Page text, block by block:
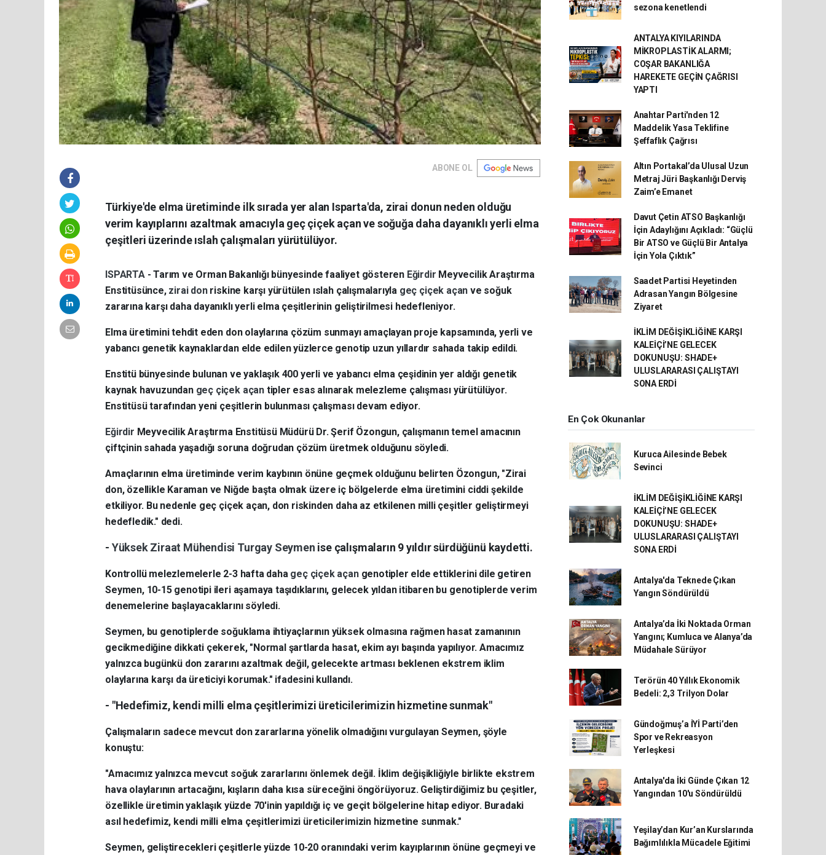
ABONE OL
Türkiye'de elma üretiminde ilk sırada yer alan Isparta'da, zirai donun neden olduğu
verim kayıplarını azaltmak amacıyla geç çiçek açan ve soğuğa daha dayanıklı yerli elma
çeşitleri üzerinde ıslah çalışmaları yürütülüyor.
ISPARTA - Tarım ve Orman Bakanlığı bünyesinde faaliyet gösteren Eğirdir Meyvecilik Araştırma
Enstitüsünce, zirai don riskine karşı yürütülen ıslah çalışmalarıyla geç çiçek açan ve soğuk
zararına karşı daha dayanıklı yerli elma çeşitlerinin geliştirilmesi hedefleniyor.
Elma üretimini tehdit eden don olaylarına çözüm sunmayı amaçlayan proje kapsamında, yerli ve
yabancı genetik kaynaklardan elde edilen yüzlerce genotip uzun yıllardır sahada takip edildi.
Enstitü bünyesinde bulunan ve yaklaşık 400 yerli ve yabancı elma çeşidinin yer aldığı genetik
kaynak havuzundan geç çiçek açan tipler esas alınarak melezleme çalışması yürütülüyor.
Enstitüsü tarafından yeni çeşitlerin bulunması çalışması devam ediyor.
Eğirdir Meyvecilik Araştırma Enstitüsü Müdürü Dr. Şerif Özongun, çalışmanın temel amacının
çiftçinin sahada yaşadığı soruna doğrudan çözüm üretmek olduğunu söyledi.
Amaçlarının elma üretiminde verim kaybının önüne geçmek olduğunu belirten Özongun, "Zirai
don, özellikle Karaman ve Niğde başta olmak üzere iç bölgelerde elma üretimini ciddi şekilde
etkiliyor. Bu nedenle geç çiçek açan, don riskinden daha az etkilenen milli çeşitler geliştirmeyi
hedefledik." dedi.
- Yüksek Ziraat Mühendisi Turgay Seymen ise çalışmaların 9 yıldır sürdüğünü kaydetti.
Kontrollü melezlemelerle 2-3 hafta daha geç çiçek açan genotipler elde ettiklerini dile getiren
Seymen, 10-15 genotipi ileri aşamaya taşıdıklarını, gelecek yıldan itibaren bu genotiplerde verim
denemelerine başlayacaklarını söyledi.
Seymen, bu genotiplerde soğuklama ihtiyaçlarının yüksek olmasına rağmen hasat zamanının
gecikmediğine dikkati çekerek, "Normal şartlarda hasat, ekim ayı başında yapılıyor. Amacımız
yalnızca bugünkü don zararını azaltmak değil, gelecekte artması beklenen ekstrem iklim
olaylarına karşı da üreticiyi korumak." ifadesini kullandı.
- "Hedefimiz, kendi milli elma çeşitlerimizi üreticilerimizin hizmetine sunmak"
Çalışmaların sadece mevcut don zararlarına yönelik olmadığını vurgulayan Seymen, şöyle
konuştu:
"Amacımız yalnızca mevcut soğuk zararlarını önlemek değil. İklim değişikliğiyle birlikte ekstrem
hava olaylarının artacağını, kışların daha kısa süreceğini öngörüyoruz. Geliştirdiğimiz bu çeşitler,
özellikle üretimin yaklaşık yüzde 70'inin yapıldığı iç ve geçit bölgelerine hitap ediyor. Buradaki
asıl hedefimiz, kendi milli elma çeşitlerimizi üreticilerimizin hizmetine sunmak."
Seymen, geliştirecekleri çeşitlerle yüzde 10-20 oranındaki verim kayıplarının önüne geçmeyi ve
sezona kenetlendi
ANTALYA KIYILARINDA
MİKROPLASTİK ALARMI;
COŞAR BAKANLIĞA
HAREKETE GEÇİN ÇAĞRISI
YAPTI
Anahtar Parti'nden 12
Maddelik Yasa Teklifine
Şeffaflık Çağrısı
Altın Portakal’da Ulusal Uzun
Metraj Jüri Başkanlığı Derviş
Zaim’e Emanet
Davut Çetin ATSO Başkanlığı
İçin Adaylığını Açıkladı: “Güçlü
Bir ATSO ve Güçlü Bir Antalya
İçin Yola Çıktık”
Saadet Partisi Heyetinden
Adrasan Yangın Bölgesine
Ziyaret
İKLİM DEĞİŞİKLİĞİNE KARŞI
KALEİÇİ’NE GELECEK
DOKUNUŞU: SHADE+
ULUSLARARASI ÇALIŞTAYI
SONA ERDİ
En Çok Okunanlar
Kuruca Ailesinde Bebek
Sevinci
İKLİM DEĞİŞİKLİĞİNE KARŞI
KALEİÇİ’NE GELECEK
DOKUNUŞU: SHADE+
ULUSLARARASI ÇALIŞTAYI
SONA ERDİ
Antalya'da Teknede Çıkan
Yangın Söndürüldü
Antalya’da İki Noktada Orman
Yangını; Kumluca ve Alanya’da
Müdahale Sürüyor
Terörün 40 Yıllık Ekonomik
Bedeli: 2,3 Trilyon Dolar
Gündoğmuş’a İYİ Parti’den
Spor ve Rekreasyon
Yerleşkesi
Antalya'da İki Günde Çıkan 12
Yangından 10'u Söndürüldü
Yeşilay’dan Kur’an Kurslarında
Bağımlılıkla Mücadele Eğitimi